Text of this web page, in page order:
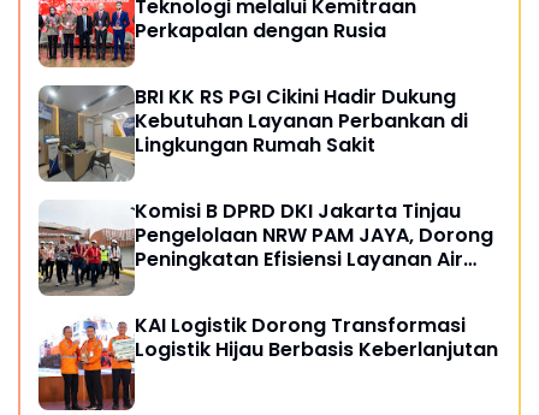
Teknologi melalui Kemitraan
Perkapalan dengan Rusia
BRI KK RS PGI Cikini Hadir Dukung
Kebutuhan Layanan Perbankan di
Lingkungan Rumah Sakit
Komisi B DPRD DKI Jakarta Tinjau
Pengelolaan NRW PAM JAYA, Dorong
Peningkatan Efisiensi Layanan Air
KAI Logistik Dorong Transformasi
Logistik Hijau Berbasis Keberlanjutan